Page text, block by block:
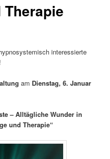
interessierte
am Dienstag, 6. Januar
– Alltägliche Wunder in
und Therapie“